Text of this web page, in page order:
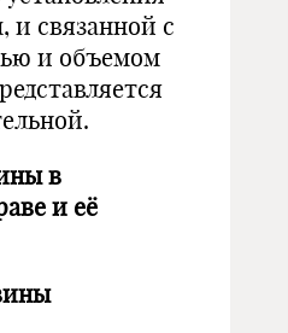
связанной с
и объемом
в
и её